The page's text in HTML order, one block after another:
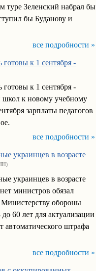
туре Зеленский набрал бы
бы Буданову и
все подробности »
к 1 сентября -
к 1 сентября -
школ к новому учебному
зарплаты педагогов
все подробности »
украинцев в возрасте
украинцев в возрасте
министров обязал
Министерству обороны
60 лет для актуализации
автоматического штрафа
все подробности »